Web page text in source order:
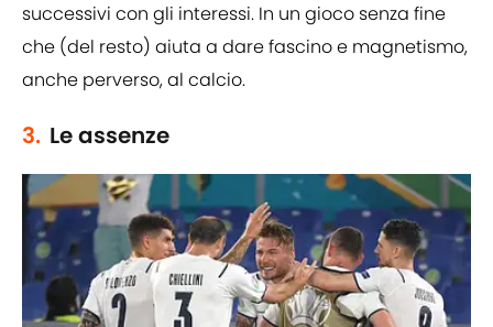
successivi con gli interessi. In un gioco senza fine
che (del resto) aiuta a dare fascino e magnetismo,
anche perverso, al calcio.
3. Le assenze